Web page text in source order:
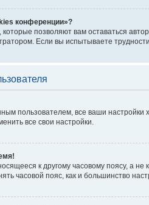
конференции»?
позволяют вам оставаться
Если вы испытываете
пользователем, все ваши
все свои настройки.
к другому часовому поясу, а
часовой пояс, как и большинство